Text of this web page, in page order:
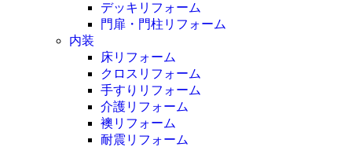
デッキリフォーム
門扉・門柱リフォーム
内装
床リフォーム
クロスリフォーム
手すりリフォーム
介護リフォーム
襖リフォーム
耐震リフォーム